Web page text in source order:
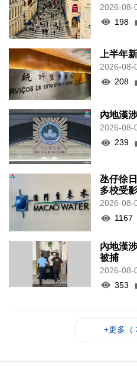
2026-08-
198
上半年
2026-08-
208
內地漢
2026-08-
239
氹仔徐
多校受
2026-08-
1167
內地漢
被捕
2026-08-
353
+更多（